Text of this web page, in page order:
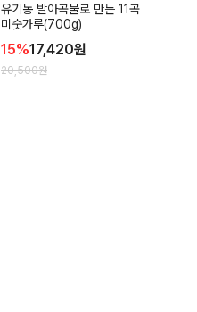
유기농 발아곡물로 만든 11곡
미숫가루(700g)
15%17,420원
20,500원